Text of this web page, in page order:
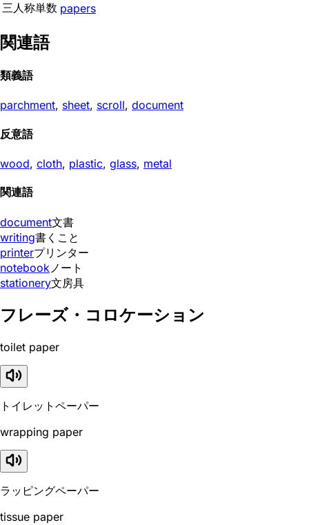
三人称単数 papers
関連語
類義語
parchment, sheet, scroll, document
反意語
wood, cloth, plastic, glass, metal
関連語
document文書
writing書くこと
printerプリンター
notebook ノート
stationery文房具
フレーズ・コロケーション
toilet paper
トイレットペーパー
wrapping paper
ラッピングペーパー
tissue paper